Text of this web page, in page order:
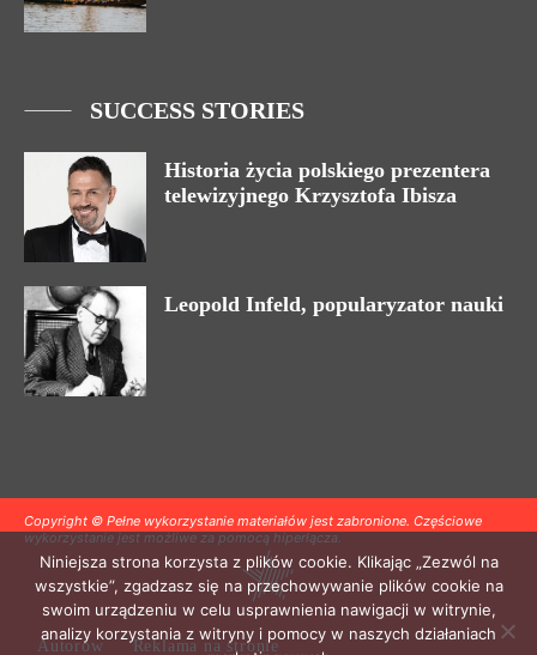
SUCCESS STORIES
Historia życia polskiego prezentera
telewizyjnego Krzysztofa Ibisza
Leopold Infeld, popularyzator nauki
Copyright © Pełne wykorzystanie materiałów jest zabronione. Częściowe
wykorzystanie jest możliwe za pomocą hiperłącza.
Autorów Reklama na stronie
Niniejsza strona korzysta z plików cookie. Klikając „Zezwól na
wszystkie”, zgadzasz się na przechowywanie plików cookie na
swoim urządzeniu w celu usprawnienia nawigacji w witrynie,
analizy korzystania z witryny i pomocy w naszych działaniach